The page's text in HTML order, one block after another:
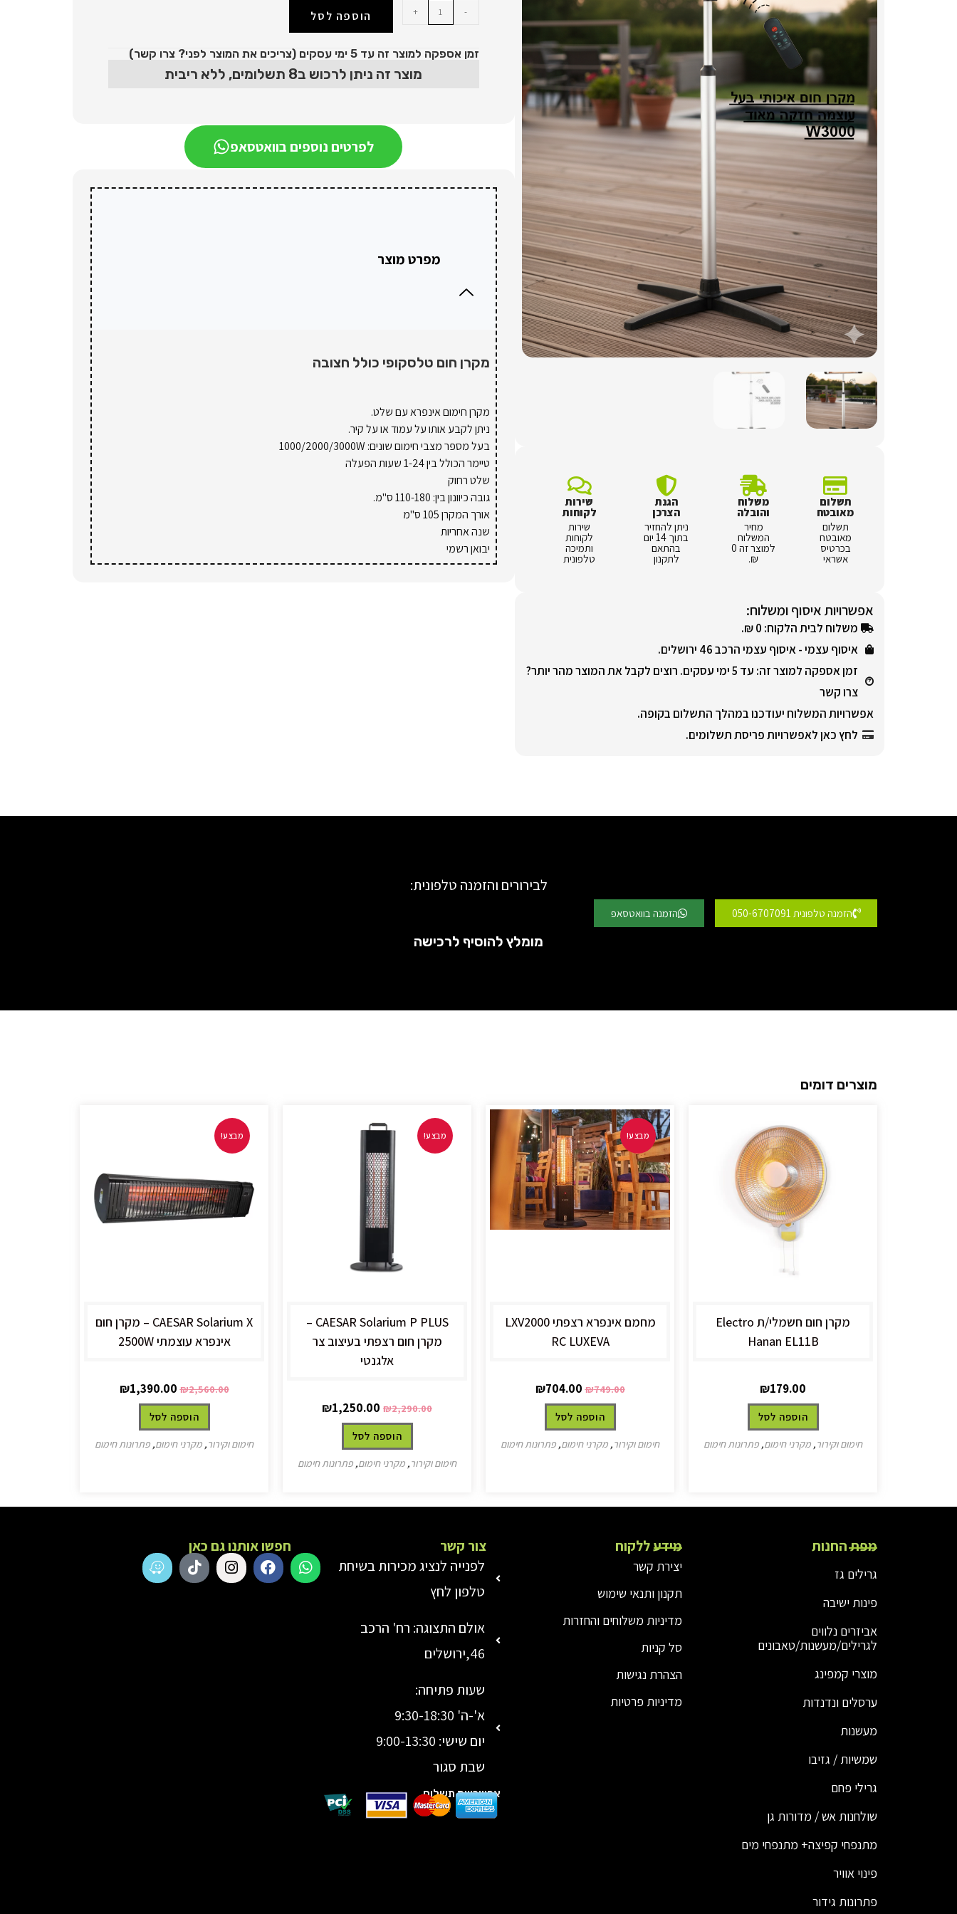
תשלום
מאובטח
תשלום
מאובטח
בכרטיס
אשראי
משלוח
והובלה
מחיר
המשלוח
למוצר זה 0
₪.
הגנת
הצרכן
ניתן להחזיר
בתוך 14 יום
בהתאם
לתקנון
שירות
לקוחות
שירות
לקוחות
ותמיכה
טלפונית
אפשרויות איסוף ומשלוח:
משלוח לבית הלקוח: 0 ₪.
איסוף עצמי -איסוף עצמי הרכב 46 ירושלים.
זמן אספקה למוצר זה
: עד 5 ימי עסקים. רוצים לקבל את המוצר מהר יותר?
צרו קשר
אפשרויות המשלוח יעודכנו במהלך התשלום בקופה.
לחץ כאן לאפשרויות פריסת תשלומים.
-
+ הוספה לסל
זמן אספקה למוצר זה עד 5 ימי עסקים (צריכים את המוצר לפני? צרו קשר)
מוצר זה ניתן לרכוש ב8 תשלומים, ללא ריבית
לפרטים נוספים בוואטסאפ
מפרט מוצר
מקרן חום טלסקופי כולל חצובה
יבואן רשמי
לבירורים והזמנה טלפונית:
הזמנה טלפונית 050-6707091 הזמנה בוואטסאפ
מומלץ להוסיף לרכישה
מוצרים דומים
‏מקרן חום ‏חשמלי/ת Electro
Hanan EL11B
₪179.00
הוספה לסל
חימום וקירור, מקרני חימום, פתרונות חימום
מבצע!
מחמם אינפרא רצפתי LXV2000
RC LUXEVA
₪749.00
₪704.00
הוספה לסל
חימום וקירור, מקרני חימום, פתרונות חימום
מבצע!
CAESAR Solarium P PLUS –
מקרן חום רצפתי בעיצוב צר
אלגנטי
₪2,290.00
₪1,250.00
הוספה לסל
חימום וקירור, מקרני חימום, פתרונות חימום
מבצע!
CAESAR Solarium X – מקרן חום
אינפרא עוצמתי 2500W
₪2,560.00
₪1,390.00
הוספה לסל
חימום וקירור, מקרני חימום, פתרונות חימום
מפת החנות
גרילים גז
פינות ישיבה
אביזרים נלווים
לגרילים/מעשנות/טאבונים
מוצרי קמפינג
ערסלים ונדנדות
מעשנות
שמשיות / גזיבו
גרילי פחם
שולחנות אש / מדורות גן
מתנפחי קפיצה+ מתנפחי מים
פינוי אוויר
פתרונות גידור
מידע ללקוח
יצירת קשר
תקנון ותנאי שימוש
מדיניות משלוחים והחזרות
סל קניות
הצהרת נגישות
מדיניות פרטיות
צור קשר
לפנייה לנציג מכירות בשיחת
טלפון לחץ
אולם התצוגה: רח' הרכב
46,ירושלים
שעות פתיחה:
א'-ה' 9:30-18:30
יום שישי: 9:00-13:30
שבת סגור
אפשרויות תשלום
חפשו אותנו גם כאן